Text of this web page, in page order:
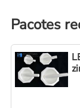
Pacotes